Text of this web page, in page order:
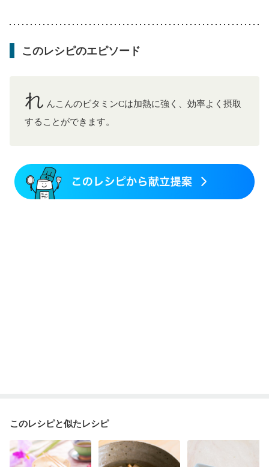
このレシピのエピソード
れ んこんのビタミンCは加熱に強く、効率よく摂取
することができます。
このレシピと似たレシピ